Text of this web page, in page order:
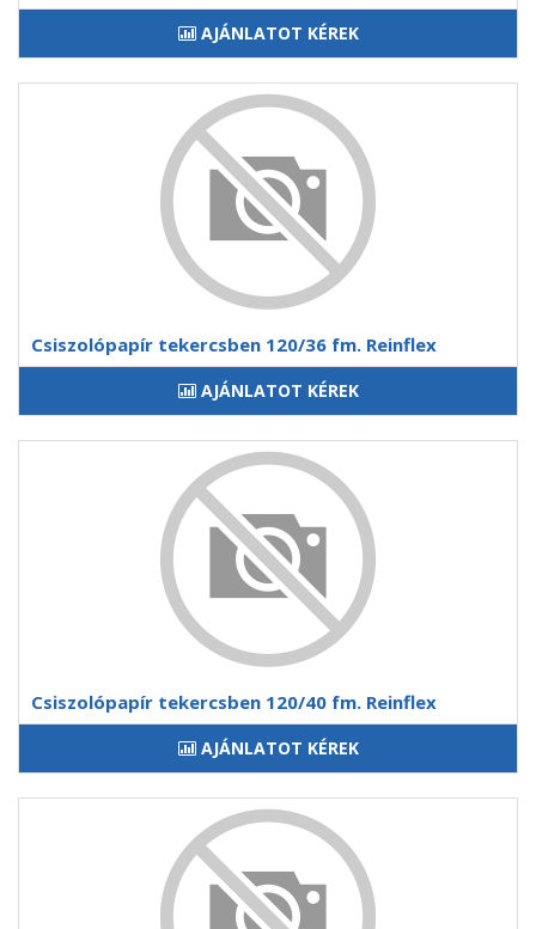
AJÁNLATOT KÉREK
Csiszolópapír tekercsben 120/36 fm. Reinflex
AJÁNLATOT KÉREK
Csiszolópapír tekercsben 120/40 fm. Reinflex
AJÁNLATOT KÉREK